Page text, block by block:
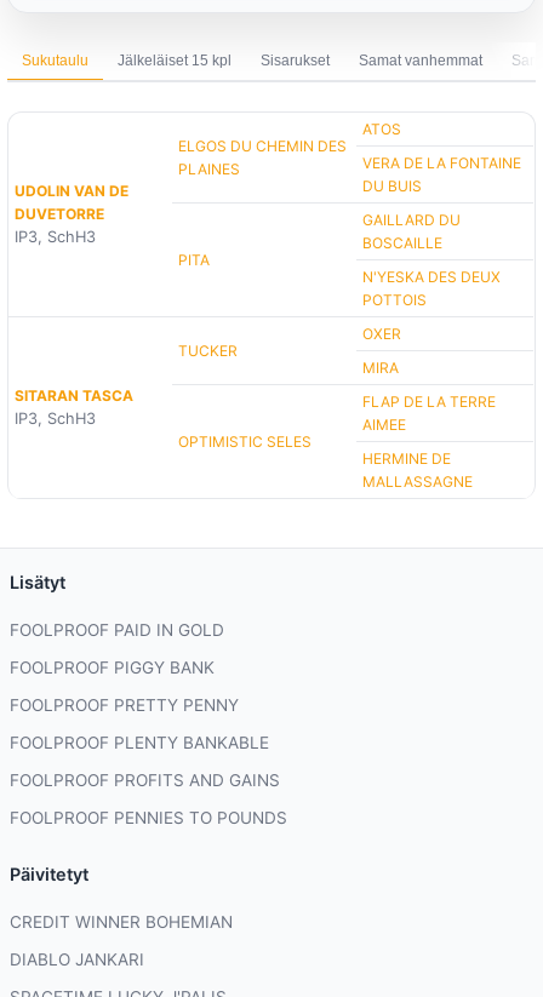
Sukutaulu Jälkeläiset 15 kpl Sisarukset Samat vanhemmat
UDOLIN VAN DE
DUVETORRE
IP3, SchH3
ELGOS DU CHEMIN DES
PLAINES
ATOS
VERA DE LA FONTAINE
DU BUIS
PITA
GAILLARD DU
BOSCAILLE
N'YESKA DES DEUX
POTTOIS
SITARAN TASCA
IP3, SchH3
TUCKER
OXER
MIRA
OPTIMISTIC SELES
FLAP DE LA TERRE
AIMEE
HERMINE DE
MALLASSAGNE
Lisätyt
FOOLPROOF PAID IN GOLD
FOOLPROOF PIGGY BANK
FOOLPROOF PRETTY PENNY
FOOLPROOF PLENTY BANKABLE
FOOLPROOF PROFITS AND GAINS
FOOLPROOF PENNIES TO POUNDS
Päivitetyt
CREDIT WINNER BOHEMIAN
DIABLO JANKARI